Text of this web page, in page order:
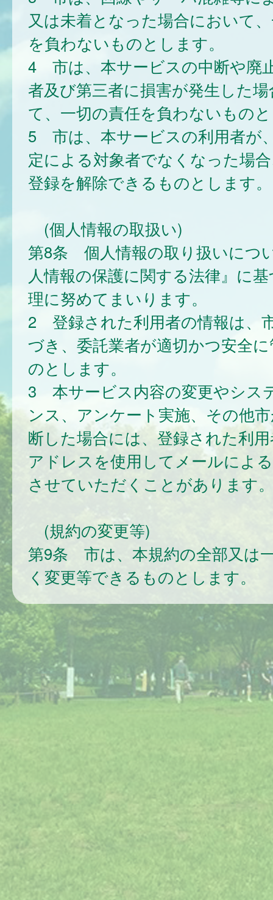
又は未着となった場合において
を負わないものとします。
4 市は、本サービスの中断や廃
者及び第三者に損害が発生した
て、一切の責任を負わないもの
5 市は、本サービスの利用者が
定による対象者でなくなった場
登録を解除できるものとします。
(個人情報の取扱い)
第8条 個人情報の取り扱いにつ
人情報の保護に関する法律』に
理に努めてまいります。
2 登録された利用者の情報は、
づき、委託業者が適切かつ安全
のとします。
3 本サービス内容の変更やシス
ンス、アンケート実施、その他
断した場合には、登録された利
アドレスを使用してメールによ
させていただくことがあります
(規約の変更等)
第9条 市は、本規約の全部又は
く変更等できるものとします。